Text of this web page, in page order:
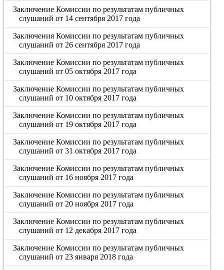
Заключение Комиссии по результатам публичных
слушаний от 14 сентября 2017 года
Заключения Комиссии по результатам публичных
слушаний от 26 сентября 2017 года
Заключение Комиссии по результатам публичных
слушаний от 05 октября 2017 года
Заключение Комиссии по результатам публичных
слушаний от 10 октября 2017 года
Заключение Комиссии по результатам публичных
слушаний от 19 октября 2017 года
Заключение Комиссии по результатам публичных
слушаний от 31 октября 2017 года
Заключение Комиссии по результатам публичных
слушаний от 16 ноября 2017 года
Заключение Комиссии по результатам публичных
слушаний от 20 ноября 2017 года
Заключение Комиссии по результатам публичных
слушаний от 12 декабря 2017 года
Заключение Комиссии по результатам публичных
слушаний от 23 января 2018 года